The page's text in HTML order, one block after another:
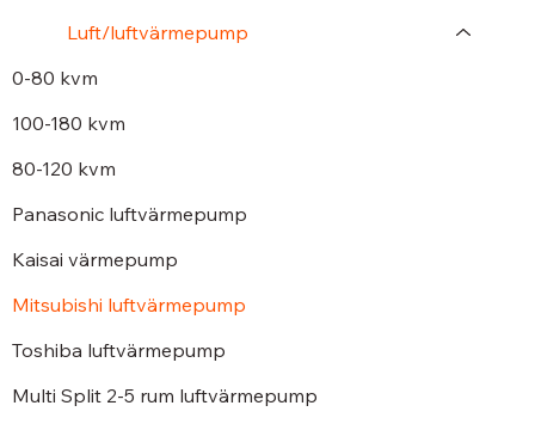
Luft/luftvärmepump
0-80 kvm
100-180 kvm
80-120 kvm
Panasonic luftvärmepump
Kaisai värmepump
Mitsubishi luftvärmepump
Toshiba luftvärmepump
Multi Split 2-5 rum luftvärmepump